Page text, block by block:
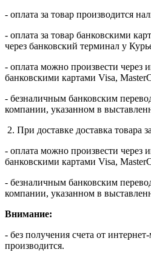
- оплата за товар производится
- оплата за товар банковскими
через банковский терминал у
- оплата можно произвести через
банковскими картами Visa,
- безналичным банковским
компании, указанном в
2. При доставке доставка
- оплата можно произвести через
банковскими картами Visa,
- безналичным банковским
компании, указанном в
Внимание:
- без получения счета от
производится.